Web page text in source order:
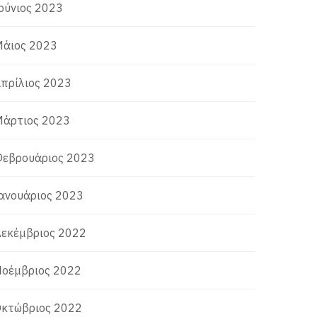
2023
2023
2023
2023
2023
2023
2022
2022
2022